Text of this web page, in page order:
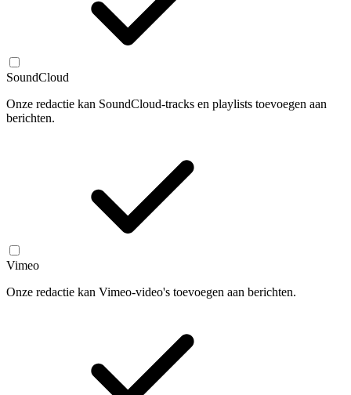
SoundCloud
Onze redactie kan SoundCloud-tracks en playlists toevoegen aan
berichten.
Vimeo
Onze redactie kan Vimeo-video's toevoegen aan berichten.